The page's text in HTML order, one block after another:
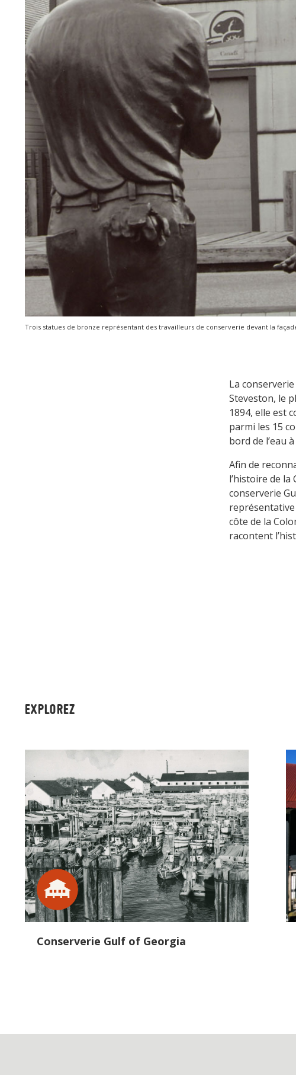
Trois statues de bronze représentant des travailleurs de conserverie devant la
La
Steveston, le
1894, elle est
parmi les 15
bord de l’eau
Afin de
l’histoire de
conserverie
représentative
côte de la
racontent
EXPLOREZ
Conserverie Gulf of Georgia